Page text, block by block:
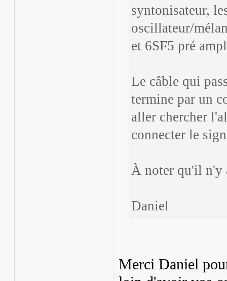
syntonisateur,
oscillateur/
et 6SF5 pré
Le câble qui
termine par un
aller chercher
connecter le
À noter qu'il n'y
Daniel
Merci Daniel